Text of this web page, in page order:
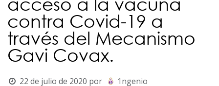
contra Covid-19 a
través del Mecanismo
Gavi Covax.
22 de julio de 2020 por 1ngenio